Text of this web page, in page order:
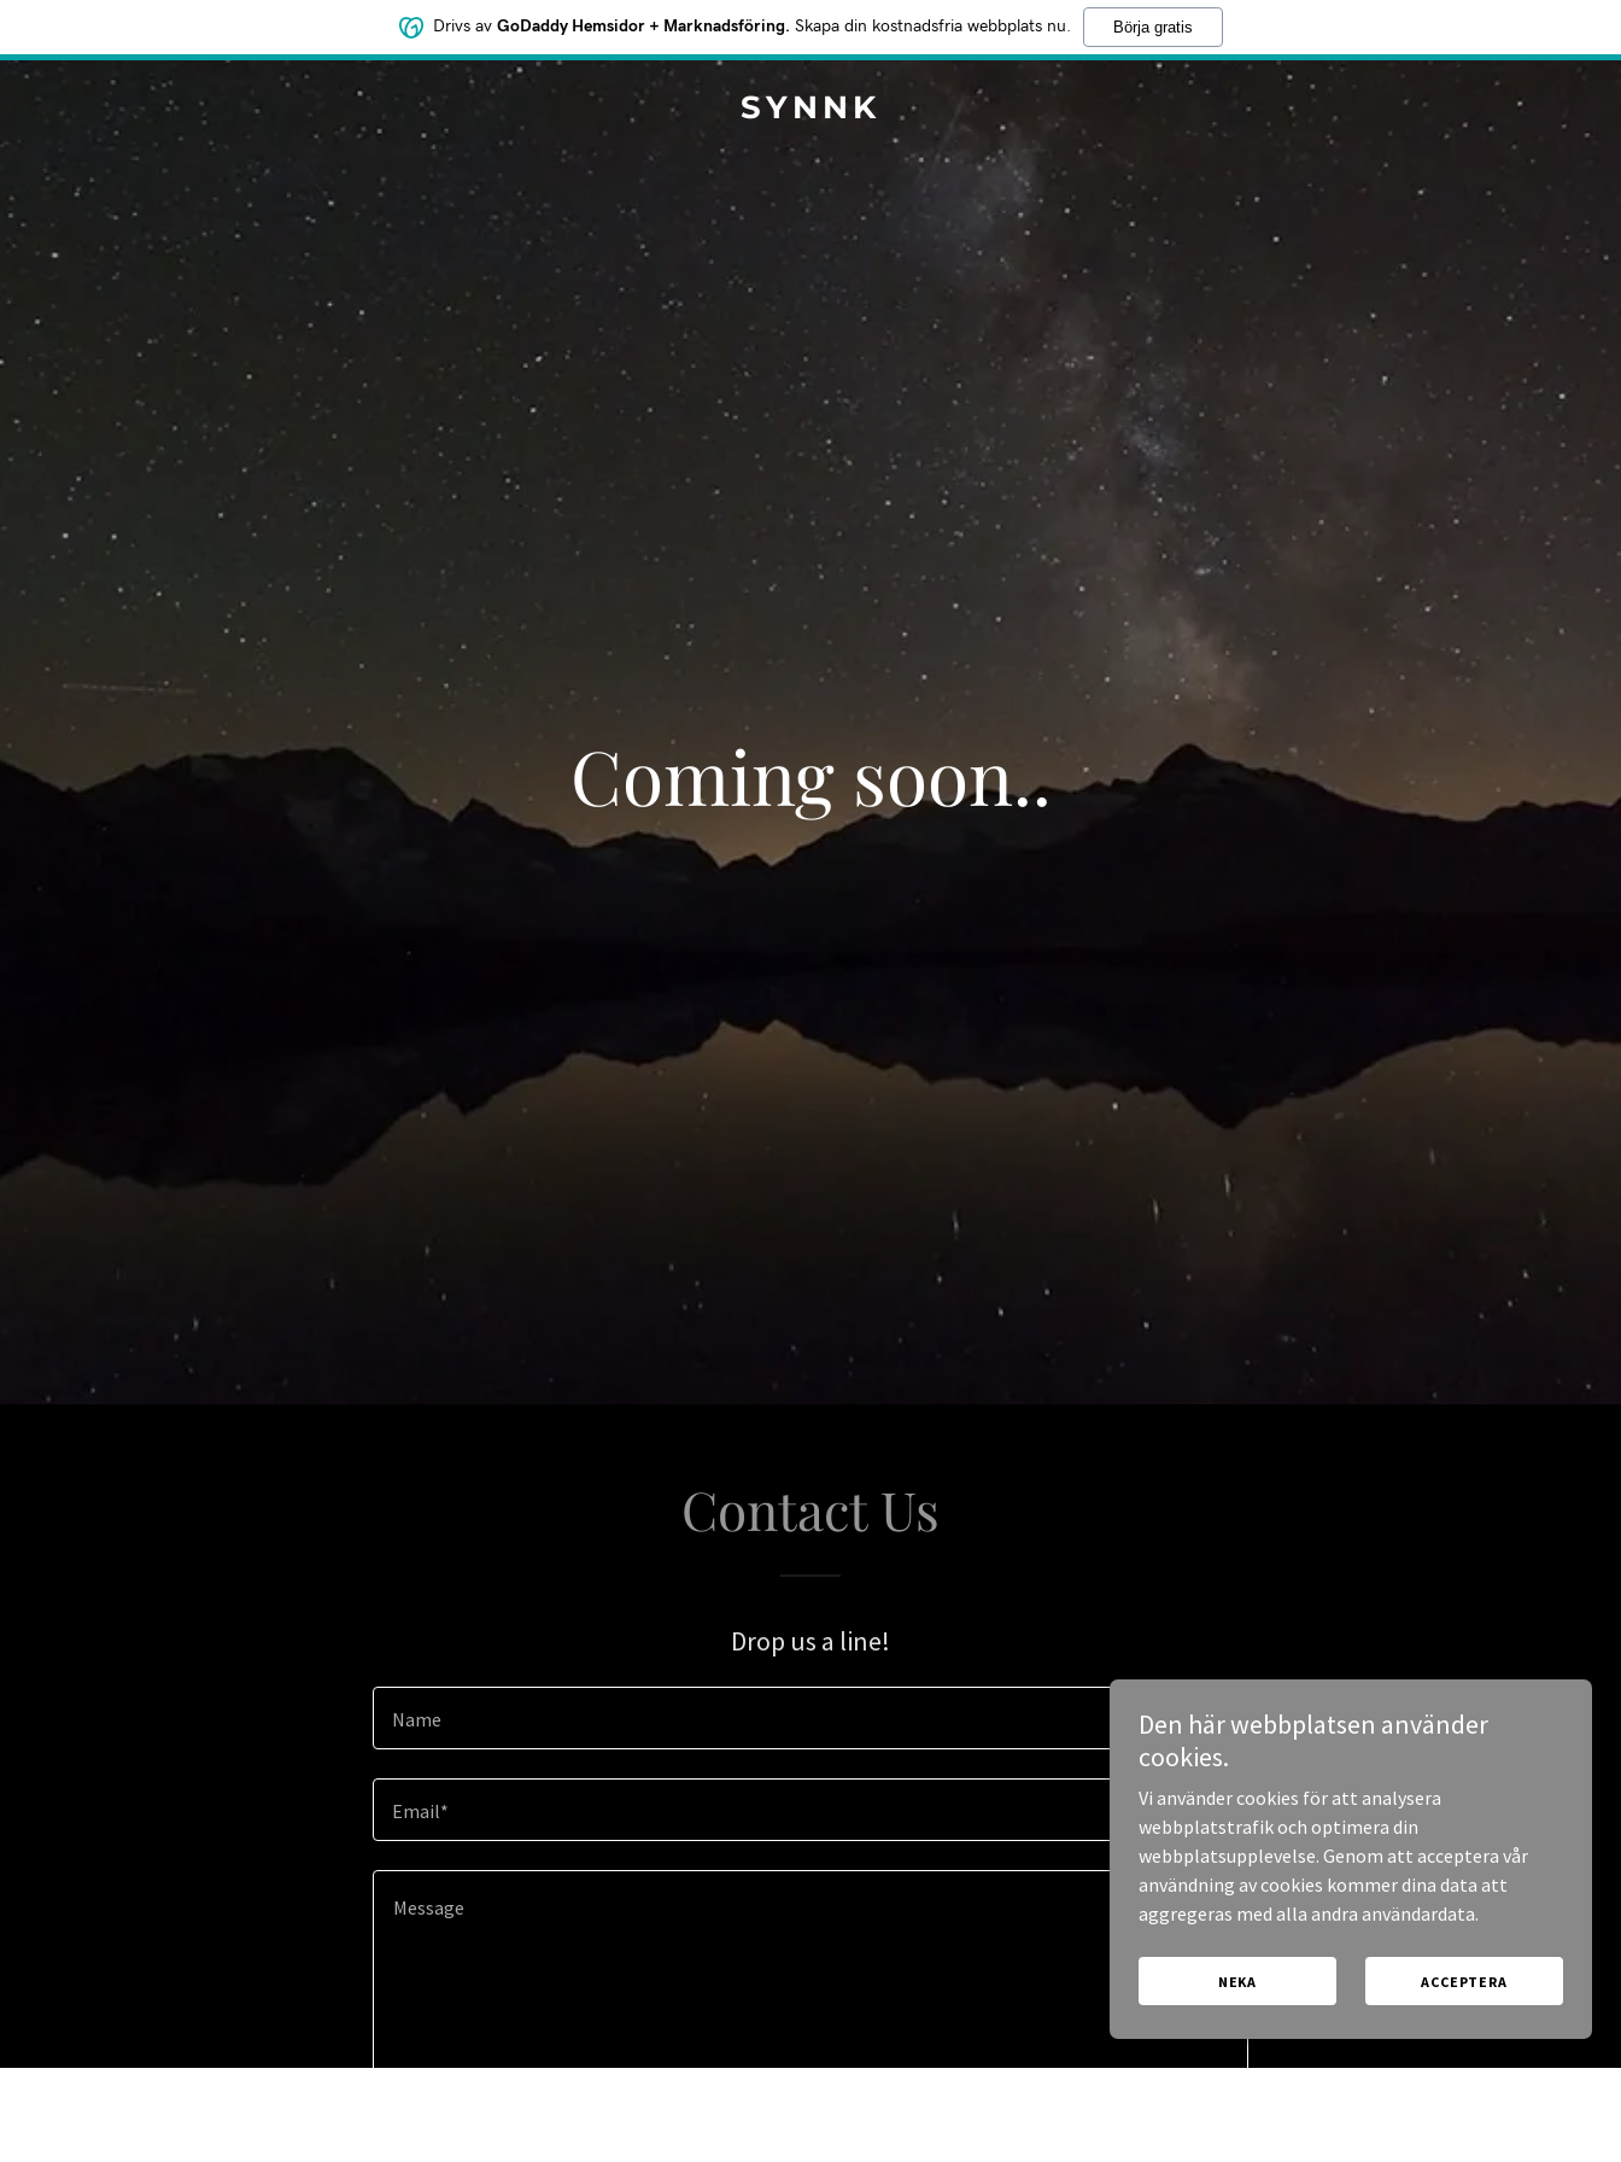
Drivs av GoDaddy Hemsidor + Marknadsföring. Skapa din kostnadsfria webbplats nu. Börja gratis
SYNNK
Coming soon..
Contact Us
Drop us a line!
Name
Email*
Den här webbplatsen använder
cookies.
Vi använder cookies för att analysera
webbplatstrafik och optimera din
webbplatsupplevelse. Genom att acceptera vår
användning av cookies kommer dina data att
aggregeras med alla andra användardata.
NEKA ACCEPTERA